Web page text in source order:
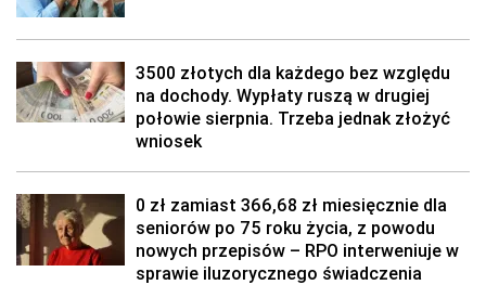
3500 złotych dla każdego bez względu
na dochody. Wypłaty ruszą w drugiej
połowie sierpnia. Trzeba jednak złożyć
wniosek
0 zł zamiast 366,68 zł miesięcznie dla
seniorów po 75 roku życia, z powodu
nowych przepisów – RPO interweniuje w
sprawie iluzorycznego świadczenia